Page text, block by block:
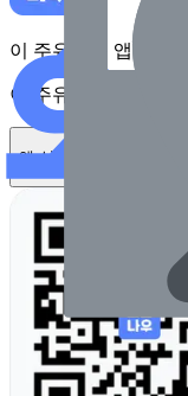
이 주유소를 앱에서
이 주유소를 앱에서
앱 설치하기